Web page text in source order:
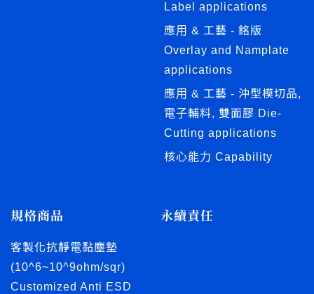
Label applications
應用 & 工藝 - 銘版
Overlay and Namplate
applications
應用 & 工藝 - 沖型模切品,
電子輔料, 雙面膠 Die-
Cutting applications
核心能力 Capability
規格商品
客製化抗靜電黏塵墊
(10^6~10^9ohm/sqr)
Customized Anti ESD
永續責任